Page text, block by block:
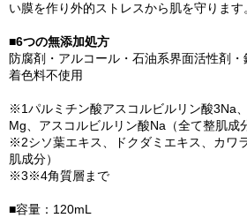
い膜を作り外的ストレスから肌を守ります
■6つの無添加処方
防腐剤・アルコール・石油系界面活性剤
着色料不使用
※1パルミチン酸アスコルビルリン酸3Na
Mg、アスコルビルリン酸Na（全て整肌成
※2シソ葉エキス、ドクダミエキス、カワ
肌成分）
※3※4角質層まで
■容量：120mL